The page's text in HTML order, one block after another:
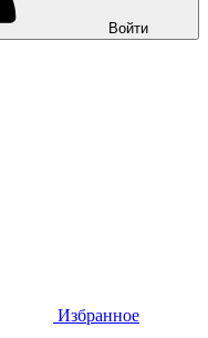
Войти
Избранное